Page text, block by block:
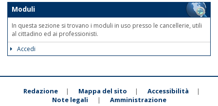
Moduli
In questa sezione si trovano i moduli in uso presso le cancellerie, utili
al cittadino ed ai professionisti.
Accedi
Redazione | Mappa del sito | Accessibilità |
Note legali | Amministrazione